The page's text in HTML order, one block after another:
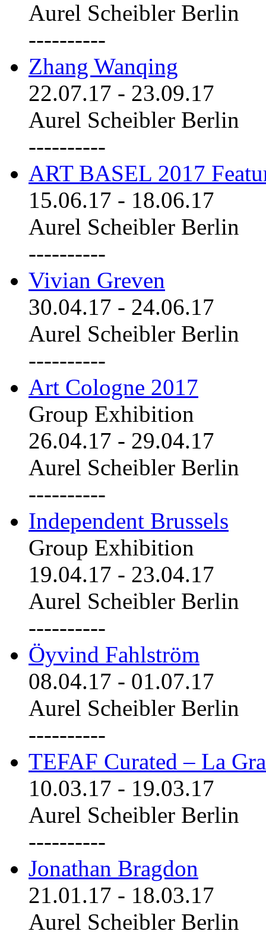
Aurel Scheibler Berlin
----------
Zhang Wanqing
22.07.17 - 23.09.17
Aurel Scheibler Berlin
----------
ART BASEL 2017
15.06.17 - 18.06.17
Aurel Scheibler Berlin
----------
Vivian Greven
30.04.17 - 24.06.17
Aurel Scheibler Berlin
----------
Art Cologne 2017
Group Exhibition
26.04.17 - 29.04.17
Aurel Scheibler Berlin
----------
Independent Brussels
Group Exhibition
19.04.17 - 23.04.17
Aurel Scheibler Berlin
----------
Öyvind Fahlström
08.04.17 - 01.07.17
Aurel Scheibler Berlin
----------
TEFAF Curated – La
10.03.17 - 19.03.17
Aurel Scheibler Berlin
----------
Jonathan Bragdon
21.01.17 - 18.03.17
Aurel Scheibler Berlin